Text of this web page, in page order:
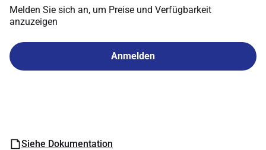
Melden Sie sich an, um Preise und Verfügbarkeit
anzuzeigen
Anmelden
Siehe Dokumentation